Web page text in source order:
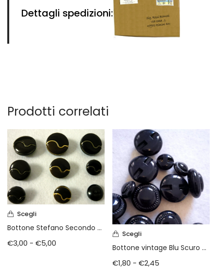
Dettagli spedizioni:
Prodotti correlati
Scegli
Bottone Stefano Secondo Pavese primi anni 70
€3,00 - €5,00
Scegli
Bottone vintage Blu Scuro anni 70
€1,80 - €2,45